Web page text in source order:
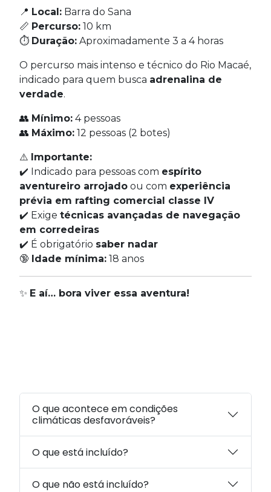
📍 Local: Barra do Sana
📏 Percurso: 10 km
⏱ Duração: Aproximadamente 3 a 4 horas
O percurso mais intenso e técnico do Rio Macaé,
indicado para quem busca adrenalina de
verdade.
👥 Mínimo: 4 pessoas
👥 Máximo: 12 pessoas (2 botes)
⚠️ Importante:
✔️ Indicado para pessoas com espírito
aventureiro arrojado ou com experiência
prévia em rafting comercial classe IV
✔️ Exige técnicas avançadas de navegação
em corredeiras
✔️ É obrigatório saber nadar
🔞 Idade mínima: 18 anos
✨ E aí… bora viver essa aventura!
O que acontece em condições
climáticas desfavoráveis?
O que está incluído?
O que não está incluído?